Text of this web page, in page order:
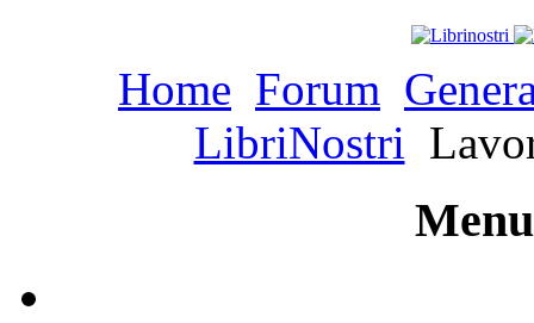
Home Forum
LibriNostri